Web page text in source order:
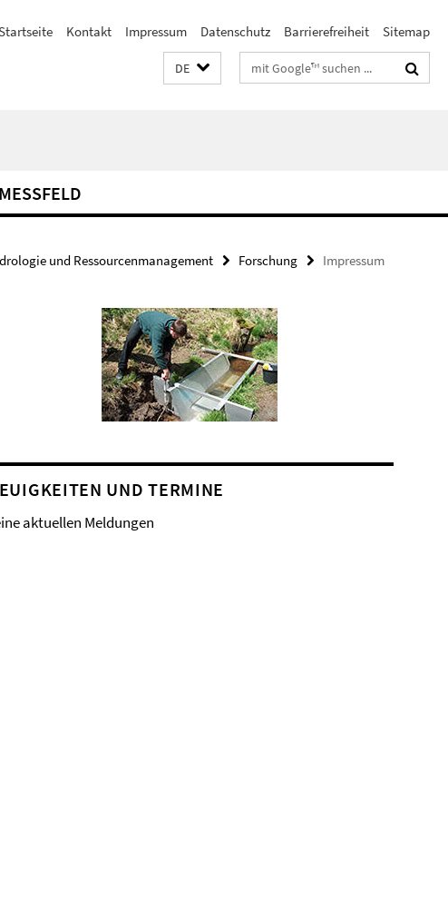
Kontakt Impressum Datenschutz Barrierefreiheit Sitemap
DE Suchbegriffe
MESSFELD
und Ressourcenmanagement Forschung Impressum
UND TERMINE
aktuellen Meldungen